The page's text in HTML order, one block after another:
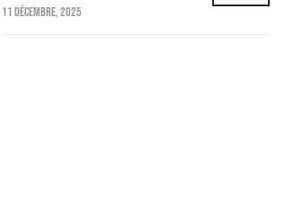
11 DÉCEMBRE, 2025